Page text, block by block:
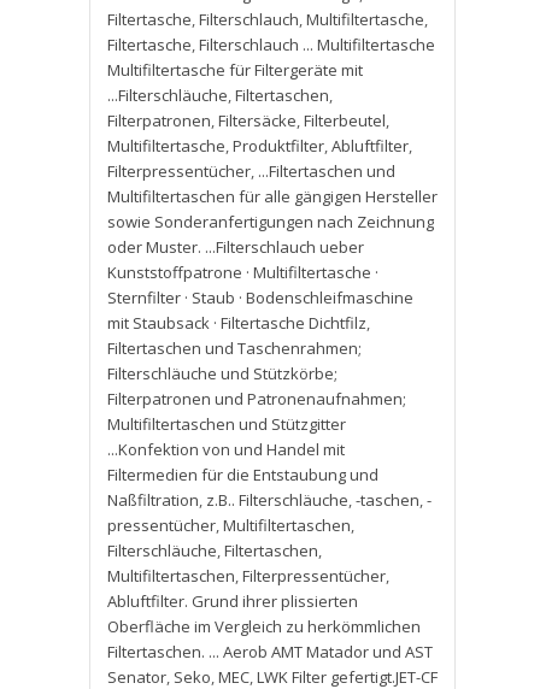
Filtertasche,Filterschlauch,Multifiltertasche,
Filtertasche,Filterschlauch ... Multifiltertasche
Multifiltertasche für Filtergeräte mit
...Filterschläuche,Filtertaschen,
Filterpatronen,Filtersäcke,Filterbeutel,
Multifiltertasche,Produktfilter,Abluftfilter,
Filterpressentücher, ...Filtertaschen und
Multifiltertaschen für alle gängigen Hersteller
sowie Sonderanfertigungen nach Zeichnung
oder Muster. ...Filterschlauch ueber
Kunststoffpatrone · Multifiltertasche ·
Sternfilter · Staub · Bodenschleifmaschine
mit Staubsack · Filtertasche Dichtfilz,
Filtertaschen und Taschenrahmen;
Filterschläuche und Stützkörbe;
Filterpatronen und Patronenaufnahmen;
Multifiltertaschen und Stützgitter
...Konfektion von und Handel mit
Filtermedien für die Entstaubung und
Naßfiltration, z.B.. Filterschläuche,-taschen,-
pressentücher,Multifiltertaschen,
Filterschläuche,Filtertaschen,
Multifiltertaschen,Filterpressentücher,
Abluftfilter. Grund ihrer plissierten
Oberfläche im Vergleich zu herkömmlichen
Filtertaschen. ... Aerob AMT Matador und AST
Senator, Seko,MEC,LWK Filter gefertigt.JET-CF